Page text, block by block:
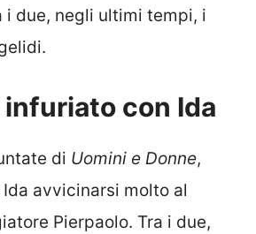
i due, negli ultimi tempi, i
con Ida
di Uomini e Donne,
avvicinarsi molto al
Pierpaolo. Tra i due,